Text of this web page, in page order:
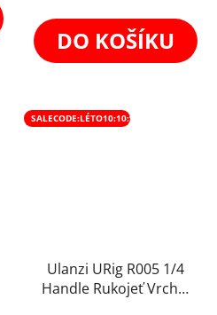
hvězdiček.
DO KOŠÍKU
SALECODE:LÉTO10:10:%
Ulanzi URig R005 1/4
Handle Rukojeť Vrchní